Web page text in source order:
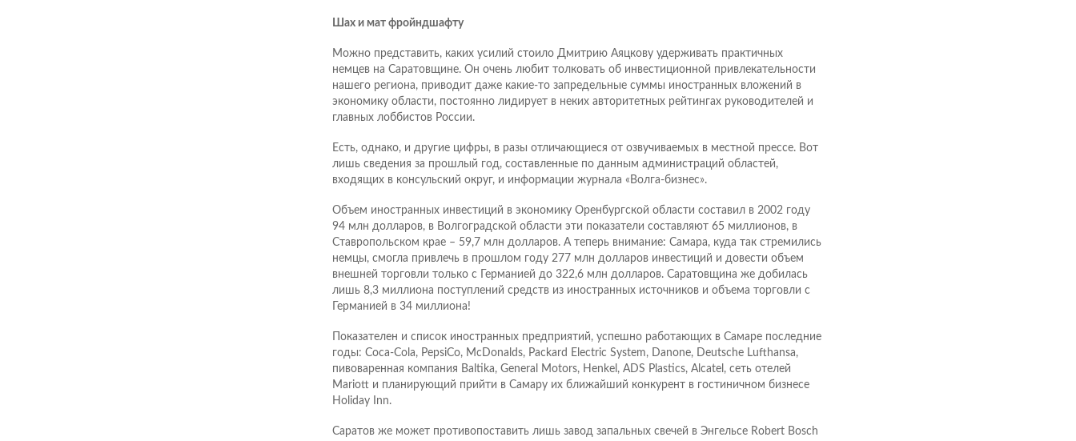
Шах и мат фройндшафту
Можно представить, каких усилий стоило Дмитрию Аяцкову удерживать практичных
немцев на Саратовщине. Он очень любит толковать об инвестиционной привлекательности
нашего региона, приводит даже какие-то запредельные суммы иностранных вложений в
экономику области, постоянно лидирует в неких авторитетных рейтингах руководителей и
главных лоббистов России.
Есть, однако, и другие цифры, в разы отличающиеся от озвучиваемых в местной прессе. Вот
лишь сведения за прошлый год, составленные по данным администраций областей,
входящих в консульский округ, и информации журнала «Волга-бизнес».
Объем иностранных инвестиций в экономику Оренбургской области составил в 2002 году
94 млн долларов, в Волгоградской области эти показатели составляют 65 миллионов, в
Ставропольском крае – 59,7 млн долларов. А теперь внимание: Самара, куда так стремились
немцы, смогла привлечь в прошлом году 277 млн долларов инвестиций и довести объем
внешней торговли только с Германией до 322,6 млн долларов. Саратовщина же добилась
лишь 8,3 миллиона поступлений средств из иностранных источников и объема торговли с
Германией в 34 миллиона!
Показателен и список иностранных предприятий, успешно работающих в Самаре последние
годы: Coca-Cola, PepsiCo, McDonalds, Packard Electric System, Danone, Deutsche Lufthansa,
пивоваренная компания Baltika, General Motors, Henkel, ADS Plastics, Alcatel, сеть отелей
Mariott и планирующий прийти в Самару их ближайший конкурент в гостиничном бизнесе
Holiday Inn.
Саратов же может противопоставить лишь завод запальных свечей в Энгельсе Robert Bosch